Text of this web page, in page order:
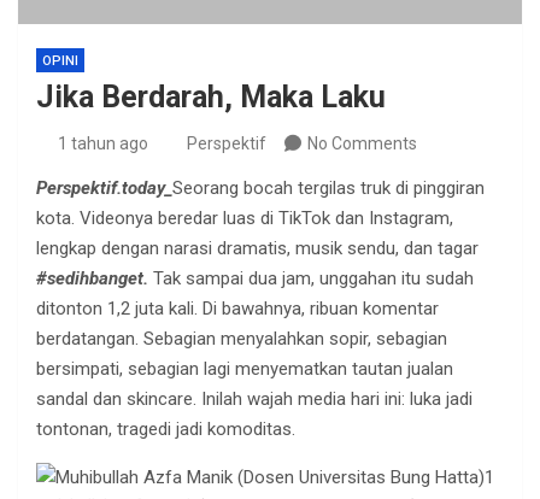
OPINI
Jika Berdarah, Maka Laku
1 tahun ago Perspektif No Comments
Perspektif.today_ Seorang bocah tergilas truk di pinggiran
kota. Videonya beredar luas di TikTok dan Instagram,
lengkap dengan narasi dramatis, musik sendu, dan tagar
#sedihbanget. Tak sampai dua jam, unggahan itu sudah
ditonton 1,2 juta kali. Di bawahnya, ribuan komentar
berdatangan. Sebagian menyalahkan sopir, sebagian
bersimpati, sebagian lagi menyematkan tautan jualan
sandal dan skincare. Inilah wajah media hari ini: luka jadi
tontonan, tragedi jadi komoditas.